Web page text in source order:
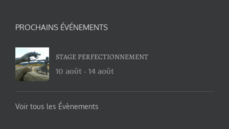
PROCHAINS ÉVÉNEMENTS
STAGE PERFECTIONNEMENT
10 août - 14 août
Voir tous les Évènements